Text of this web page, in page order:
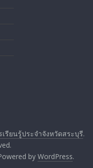
รียนรู้ประจำจังหวัดสระบุรี.
by WordPress.